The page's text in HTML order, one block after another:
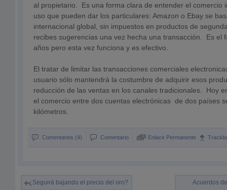
al propietario. Es una forma clara de entender el comercio
uso que pueden dar los particulares: Amazon o Ebay se
internacional global, sin impuestos en productos de
recibes sugerencias una vez hecha una transacción. Es el
años pero esta vez funciona y es efectivo.
El tratar de limitar las transacciones comerciales
usuario sólo mantendrá la costumbre de adquirir esos
reducción de las ventas en los canales tradicionales. Hoy
el comercio entre dos cuentas electrónicas de dos países
kilómetros.
Comentarios (4) Comentario Enlace Permanente
¿Seguirá bajando el precio del oro? Acuerdos